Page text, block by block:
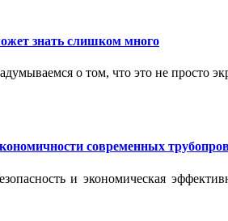
знать слишком много
о том, что это не просто
современных
и экономическая